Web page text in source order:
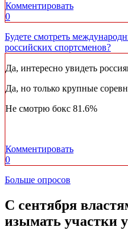
Комментировать
0
Будете смотреть
российских спортсменов?
Да, интересно увидеть
Да, но только крупные
Не смотрю бокс 81.6%
Комментировать
0
Больше опросов
С сентября
изымать участки